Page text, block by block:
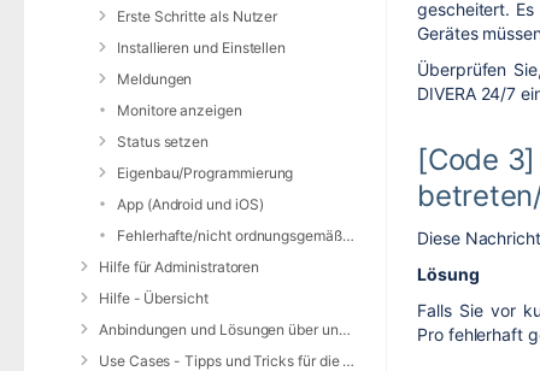
Erste Schritte als Nutzer
Installieren und Einstellen
Meldungen
Monitore anzeigen
Status setzen
Eigenbau/Programmierung
App (Android und iOS)
Fehlerhafte/nicht ordnungsgemäße Alarmierung
Hilfe für Administratoren
Hilfe - Übersicht
Anbindungen und Lösungen über unsere Web-Schnittstelle (REST-API)
Use Cases - Tipps und Tricks für die Anwendung von DIVERA 24/7
gescheitert. Es
Gerätes
Überprüfen
DIVERA 24/7
[Code
Diese
Lösung
Falls Sie vor
Pro fehlerhaft